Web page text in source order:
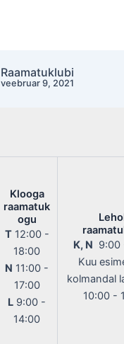
Raamatuklubi
veebruar 9, 2021
Klooga
raamatuk
ogu
T12:00 -
18:00
N 11:00 -
17:00
L 9:00 -
14:00
K, N 9:00
Kuu
kolmandal
10:00 -